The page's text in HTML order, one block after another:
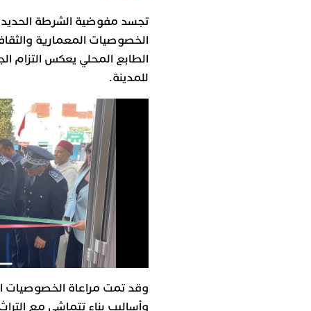
الخصوصيات المعمارية
الطابع المحلي يعكس التزام
للمدينة.
وقد تمت مراعاة الخصوصيات
وأساليب بناء تتماشى مع